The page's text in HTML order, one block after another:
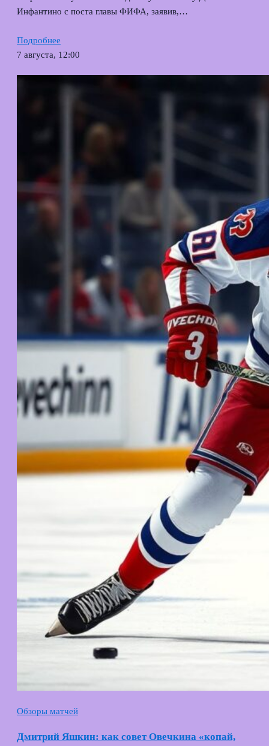
Инфантино с поста главы ФИФА, заявив,…
Подробнее
7 августа, 12:00
Обзоры матчей
Дмитрий Яшкин: как совет Овечкина «копай,